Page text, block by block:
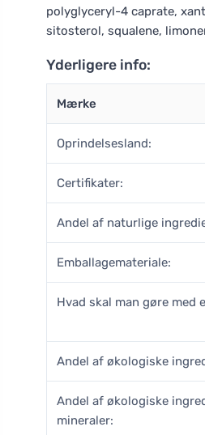
polyglyceryl-4 caprate,
sitosterol, squalene,
Yderligere info:
Mærke
Oprindelsesland:
Certifikater:
Andel af naturlige
Emballagemateriale:
Hvad skal man gøre med
Andel af økologiske
Andel af økologiske
mineraler: